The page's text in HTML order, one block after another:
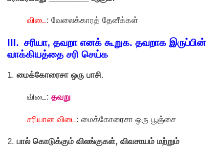
விடை: வேலைக்காரத் தேனீக்கள்
III. சரியா, தவறா எனக் கூறுக. தவறாக இருப்பின்
வாக்கியத்தை சரி செய்க
1. மைக்கோரைசா ஒரு பாசி.
விடை: தவறு
சரியான விடை : மைக்கோரைசா ஒரு பூஞ்சை
2. பால் கொடுக்கும் விலங்குகள், விவசாயம் மற்றும்